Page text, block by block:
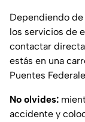
Dependiendo
los servicios de
contactar
estás en una
Puentes
No olvides:
accidente y